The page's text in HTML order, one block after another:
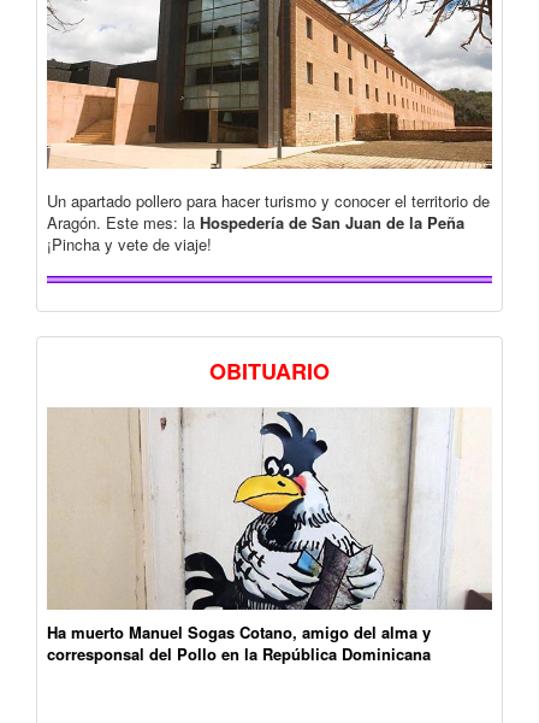
Un apartado pollero para hacer turismo y conocer el territorio de
Aragón. Este mes: la Hospedería de San Juan de la Peña
¡Pincha y vete de viaje!
OBITUARIO
Ha muerto Manuel Sogas Cotano, amigo del alma y
corresponsal del Pollo en la República Dominicana